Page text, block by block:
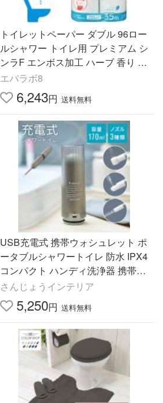
トイレットペーパー ダブル 96ロー
ルシャワー トイレ用 プレミアム シ
ンラF エンボス加工 ハーブ 香り 35
m 12ロール×8パック p1007 業務用
まとめ買い 日本製
エバラボ8
6,243円 送料無料
USB充電式 携帯ウォシュレット ポ
ータブルシャワートイレ 防水 IPX4
コンパクト ハンディ洗浄器 携帯用
おしり洗浄機 軽量 Type-C充電 3モ
ード搭載 収納袋付き
さんじょうインテリア
5,250円 送料無料